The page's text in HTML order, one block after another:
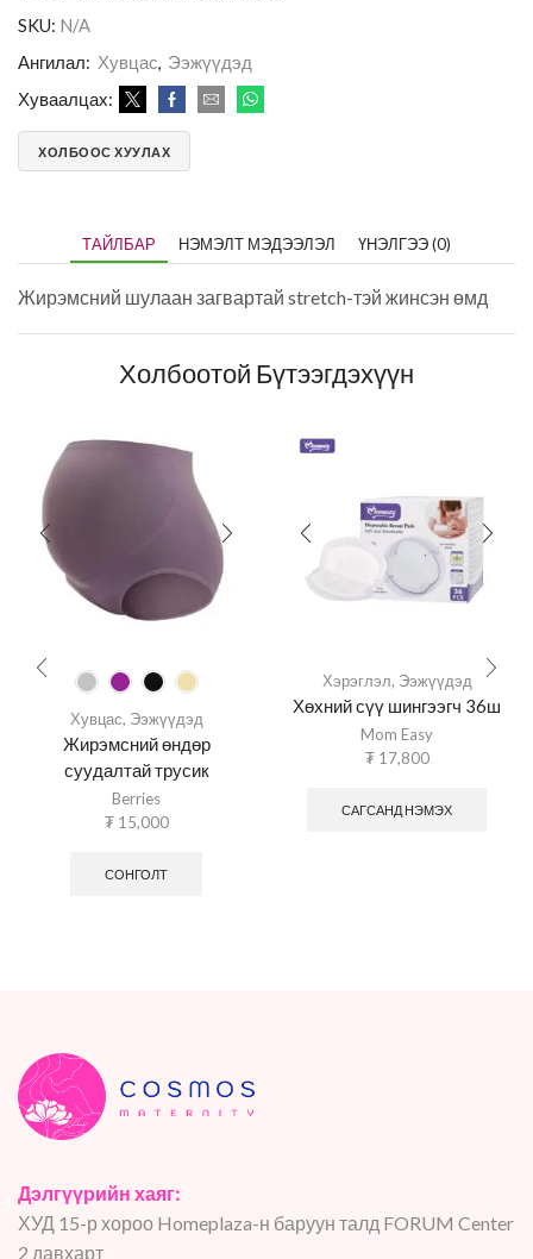
SKU: N/A
Ангилал: Хувцас, Ээжүүдэд
Хуваалцах:
ХОЛБООС ХУУЛАХ
ТАЙЛБАР НЭМЭЛТ МЭДЭЭЛЭЛ ҮНЭЛГЭЭ (0)
Жирэмсний шулаан загвартай stretch-тэй жинсэн өмд
Холбоотой Бүтээгдэхүүн
Хувцас, Ээжүүдэд
Жирэмсний өндөр
суудалтай трусик
Berries
₮15,000
СОНГОЛТ
Хэрэглэл, Ээжүүдэд
Хөхний сүү шингээгч 36ш
Mom Easy
₮17,800
САГСАНД НЭМЭХ
Дэлгүүрийн хаяг:
ХУД 15-р хороо Homeplaza-н баруун талд FORUM Center
2 давхарт